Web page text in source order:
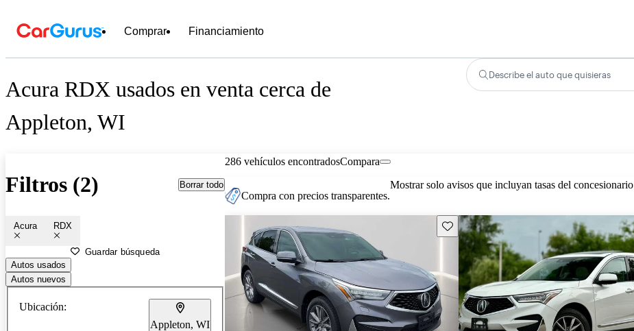
Comprar Financiamiento
Acura RDX usados en venta cerca de
Appleton, WI
Describe el auto que quisieras
Filtros (2) Borrar todo
Acura RDX
Guardar búsqueda
Autos usados
Autos nuevos
Ubicación:
Appleton, WI
286 vehículos encontradosCompara
Compra con precios transparentes.
Mostrar solo avisos que incluyan tasas del concesionario
Guarda este Aviso